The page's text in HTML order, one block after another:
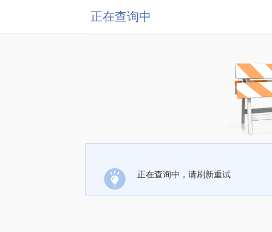
正在查询中
正在查询中，请刷新重试